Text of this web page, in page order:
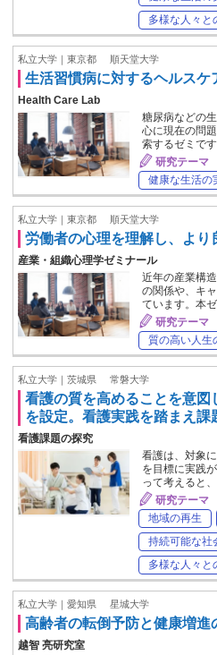
多様な人々と
私立大学｜東京都 順天堂大学
生活習慣病に対するヘルスケ
Health Care Lab
糖尿病などの
心に現在の問
索するゼミで
研究テーマ
健康な生活の
私立大学｜東京都 順天堂大学
労働者の心理を理解し、より
産業・組織心理学ゼミナール
近年の産業構
の関係や、キ
ています。本
研究テーマ
質の高い人生
私立大学｜茨城県 常磐大学
看護の質を高めることを意図
を設定。看護実践を踏まえ課
看護課題の探究
看護は、対象
を目標に実践
って考えると
研究テーマ
地域の再生
持続可能な社
多様な人々と
私立大学｜愛知県 星城大学
高齢者の転倒予防と健康増進
越智 亮研究室